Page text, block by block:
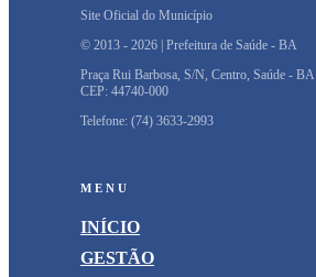
Site Oficial do Município
© 2013 - 2026 | Prefeitura de Saúde - BA
Praça Rui Barbosa, S/N, Centro, Saúde - BA
CEP: 44740-000
Telefone: (74) 3633-2993
MENU
INÍCIO
GESTÃO